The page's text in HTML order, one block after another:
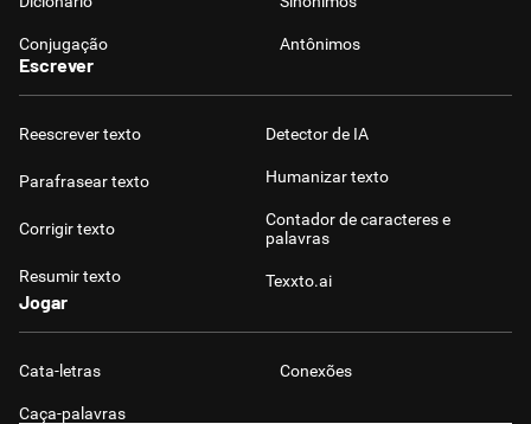
Conjugação Antônimos
Escrever
Reescrever texto
Parafrasear texto
Corrigir texto
Resumir texto
Detector de IA
Humanizar texto
Contador de caracteres e
palavras
Texxto.ai
Jogar
Cata-letras Conexões
Caça-palavras